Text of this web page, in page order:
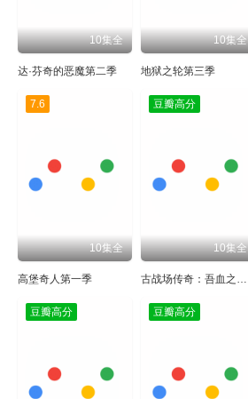
10集全
达·芬奇的恶魔第二季
10集全
地狱之轮第三季
7.6
10集全
高堡奇人第一季
豆瓣高分
10集全
古战场传奇：吾血之亲第一季
豆瓣高分 豆瓣高分